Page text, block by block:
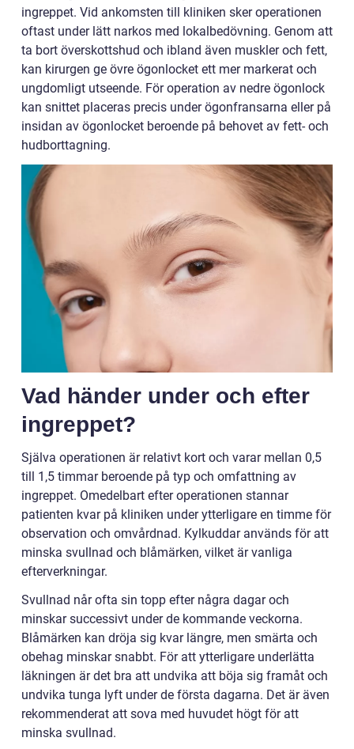
ingreppet. Vid ankomsten till kliniken sker operationen
oftast under lätt narkos med lokalbedövning. Genom att
ta bort överskottshud och ibland även muskler och fett,
kan kirurgen ge övre ögonlocket ett mer markerat och
ungdomligt utseende. För operation av nedre ögonlock
kan snittet placeras precis under ögonfransarna eller på
insidan av ögonlocket beroende på behovet av fett- och
hudborttagning.
Vad händer under och efter
ingreppet?
Själva operationen är relativt kort och varar mellan 0,5
till 1,5 timmar beroende på typ och omfattning av
ingreppet. Omedelbart efter operationen stannar
patienten kvar på kliniken under ytterligare en timme för
observation och omvårdnad. Kylkuddar används för att
minska svullnad och blåmärken, vilket är vanliga
efterverkningar.
Svullnad når ofta sin topp efter några dagar och
minskar successivt under de kommande veckorna.
Blåmärken kan dröja sig kvar längre, men smärta och
obehag minskar snabbt. För att ytterligare underlätta
läkningen är det bra att undvika att böja sig framåt och
undvika tunga lyft under de första dagarna. Det är även
rekommenderat att sova med huvudet högt för att
minska svullnad.